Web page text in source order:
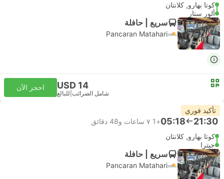
كوتا بهارو, كلانتان
ألور ستار
سريع | حافلة
Pancaran Matahari
USD 14
شامل الضرائب للبالغ
احجز الآن
تأكيد فوري
21:30
05:18
+1
٧ ساعات و‫48 دقائق
كوتا بهارو, كلانتان
جيترا
سريع | حافلة
Pancaran Matahari